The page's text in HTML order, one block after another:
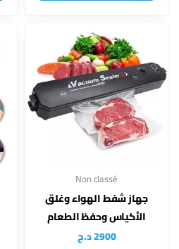
Non classé
جهاز شفط الهواء وغلق
الأكياس وحفظ الطعام
2900د.ج